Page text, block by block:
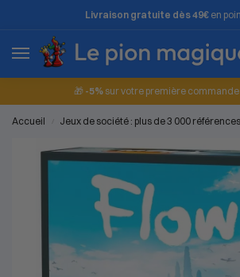
Livraison gratuite dès 49€ en
🎁 -5% sur votre première commande
Accueil Jeux de société : plus de 3 000 références